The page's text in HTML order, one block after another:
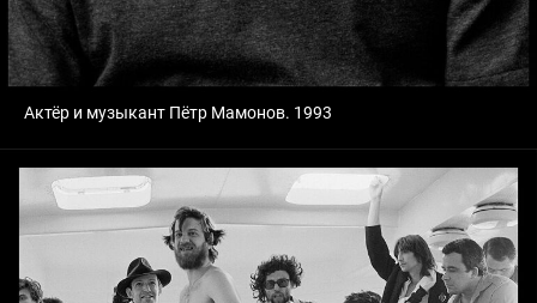
Актёр и музыкант Пётр Мамонов. 1993